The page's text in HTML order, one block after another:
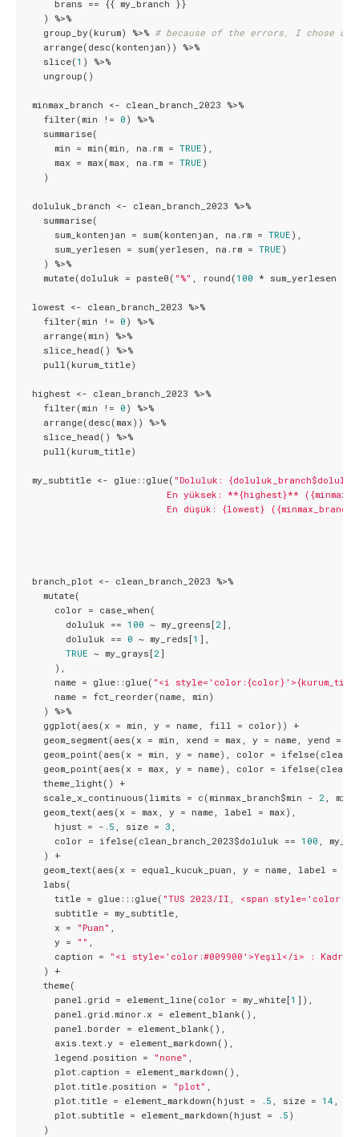
      brans == {{ my_branch }}
    ) %>%
    group_by(kurum) %>%
# because of the errors, I chose
    arrange(desc(kontenjan)) %>%
    slice(
1 ) %>%
    ungroup()
  minmax_branch <- clean_branch_2023 %>%
    filter(min !=
0 ) %>%
    summarise(
      min = min(min, na.rm =
TRUE ),
      max = max(max, na.rm =
TRUE )
    )
  doluluk_branch <- clean_branch_2023 %>%
    summarise(
      sum_kontenjan = sum(kontenjan, na.rm =
TRUE ),
      sum_yerlesen = sum(yerlesen, na.rm =
TRUE )
    ) %>%
    mutate(doluluk = paste0(
"%" , round(100 * sum_yerlesen /
  lowest <- clean_branch_2023 %>%
    filter(min !=
0 ) %>%
    arrange(min) %>%
    slice_head() %>%
    pull(kurum_title)
  highest <- clean_branch_2023 %>%
    filter(min !=
0 ) %>%
    arrange(desc(max)) %>%
    slice_head() %>%
    pull(kurum_title)
  my_subtitle <- glue::glue(
"Doluluk:
En yüksek: **{highest}**
En düşük: {lowest}
  branch_plot <- clean_branch_2023 %>%
    mutate(
      color = case_when(
        doluluk ==
100 ~ my_greens[2],
        doluluk ==
0 ~ my_reds[1 ],
TRUE ~ my_grays[2]
      ),
      name = glue::glue(
"<i
      name = fct_reorder(name, min)
    ) %>%
    ggplot(aes(x = min, y = name, fill = color)) +
geom_segment(aes(x = min, xend = max, y = name, yend =
geom_point(aes(x = min, y = name), color =
geom_point(aes(x = max, y = name), color =
    theme_light() +
    scale_x_continuous(limits = c(minmax_branch$min -
2,
    geom_text(aes(x = max, y = name, label = max),
      hjust = -
.5 , size = 3 ,
      color = ifelse(clean_branch_2023$doluluk ==
100 ,
    ) +
geom_text(aes(x = equal_kucuk_puan, y = name, label =
    labs(
      title = glue:::glue(
"TUS 2023/II, <span style='color:
      subtitle = my_subtitle,
      x =
"Puan" ,
      y =
"" ,
      caption =
"<i style='color:#009900'>Yeşil</i> : Kadrolar
    ) +
    theme(
      panel.grid = element_line(color = my_white[
1 ]),
      panel.grid.minor.x = element_blank(),
      panel.border = element_blank(),
      axis.text.y = element_markdown(),
      legend.position =
"none" ,
      plot.caption = element_markdown(),
      plot.title.position =
"plot" ,
      plot.title = element_markdown(hjust =
.5 , size = 14 ,
      plot.subtitle = element_markdown(hjust =
.5 )
    )